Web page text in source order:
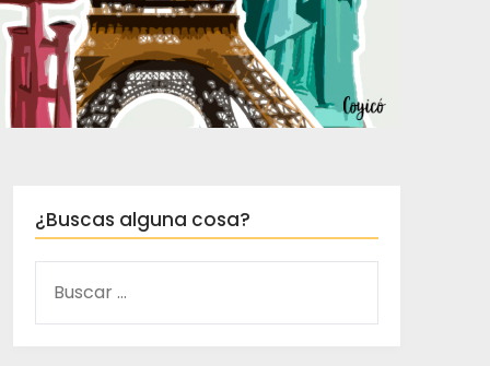
¿Buscas alguna cosa?